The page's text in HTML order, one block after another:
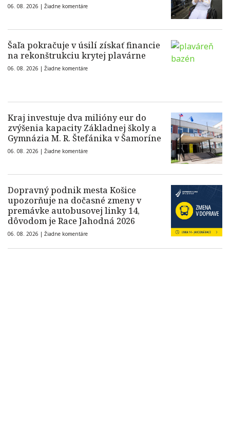
06. 08. 2026 | Žiadne komentáre
Šaľa pokračuje v úsilí získať financie
na rekonštrukciu krytej plavárne
06. 08. 2026 | Žiadne komentáre
Kraj investuje dva milióny eur do
zvýšenia kapacity Základnej školy a
Gymnázia M. R. Štefánika v Šamoríne
06. 08. 2026 | Žiadne komentáre
Dopravný podnik mesta Košice
upozorňuje na dočasné zmeny v
premávke autobusovej linky 14,
dôvodom je Race Jahodná 2026
06. 08. 2026 | Žiadne komentáre